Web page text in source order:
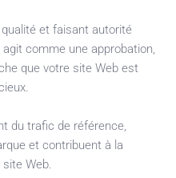
et faisant autorité
comme une approbation,
que votre site Web est
du trafic de référence,
et contribuent à la
Web.